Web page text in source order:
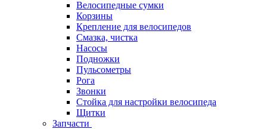
Велосипедные сумки
Корзины
Крепление для велосипедов
Смазка, чистка
Насосы
Подножки
Пульсометры
Рога
Звонки
Стойка для настройки велосипеда
Щитки
Запчасти